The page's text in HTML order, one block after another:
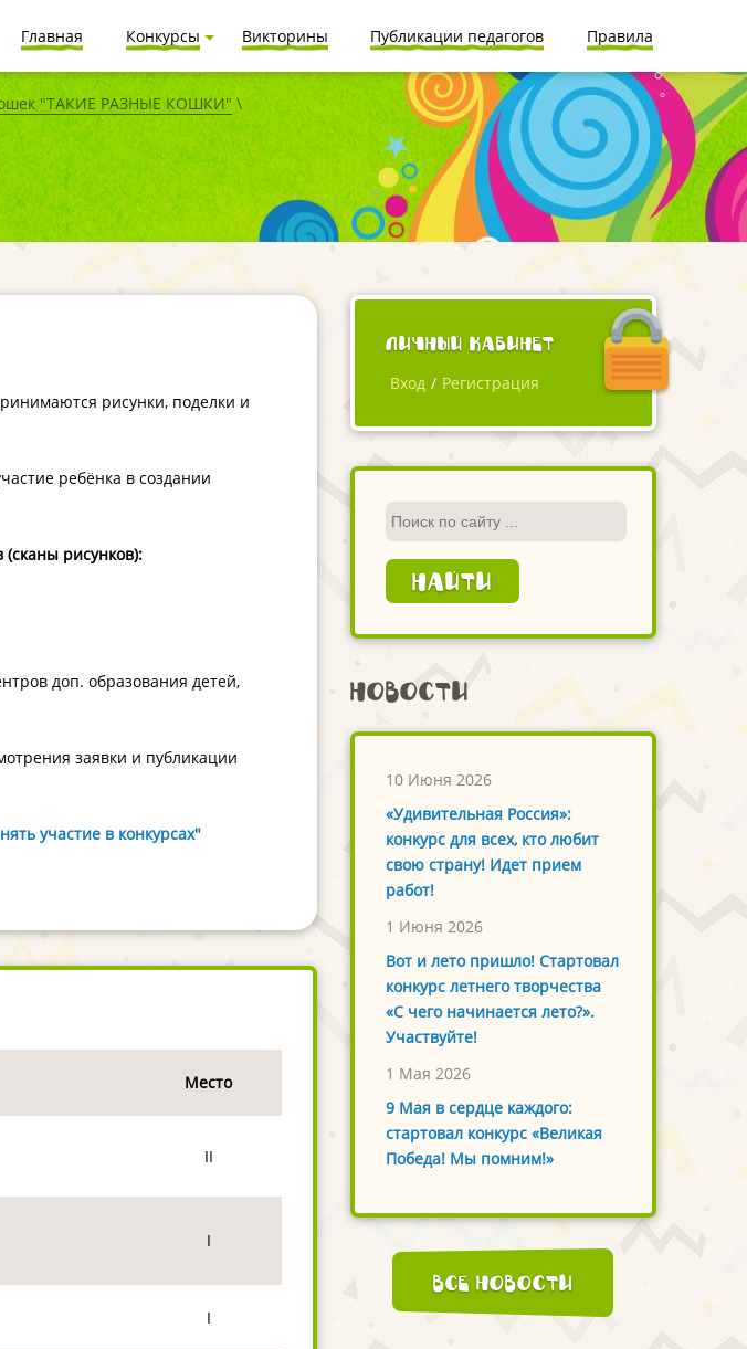
Главная Конкурсы Викторины Публикации педагогов Правила
"ТАКИЕ РАЗНЫЕ КОШКИ" \
рисунки, поделки и
ребёнка в создании
рисунков):
доп. образования детей,
заявки и публикации
участие в конкурсах"
Место
II
I
I
Личный кабинет
Вход / Регистрация
Новости
10 Июня 2026
«Удивительная Россия»:
конкурс для всех, кто любит
свою страну! Идет прием
работ!
1 Июня 2026
Вот и лето пришло! Стартовал
конкурс летнего творчества
«С чего начинается лето?».
Участвуйте!
1 Мая 2026
9 Мая в сердце каждого:
стартовал конкурс «Великая
Победа! Мы помним!»
Все новости